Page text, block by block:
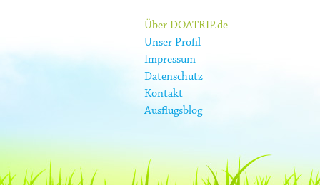
Über DOATRIP.de
Unser Profil
Impressum
Datenschutz
Kontakt
Ausflugsblog